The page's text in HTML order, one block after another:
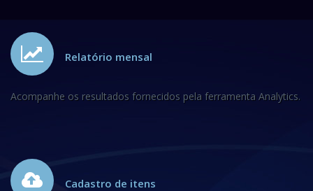
Relatório mensal
Acompanhe os resultados fornecidos pela ferramenta Analytics.
Cadastro de itens